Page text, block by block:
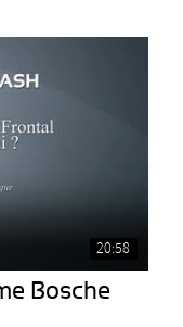
20:58
Bosche